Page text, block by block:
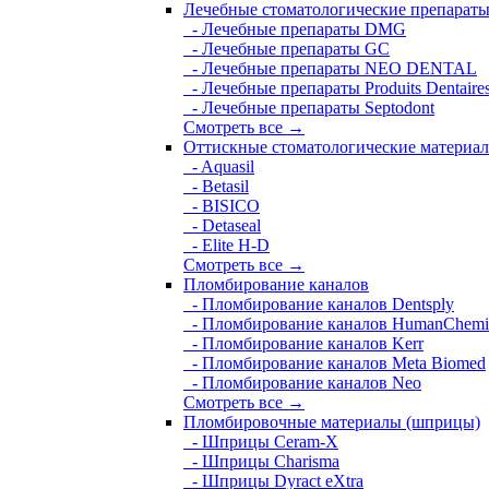
Лечебные стоматологические препараты
- Лечебные препараты DMG
- Лечебные препараты GC
- Лечебные препараты NEO DENTAL
- Лечебные препараты Produits
- Лечебные препараты Septodont
Смотреть все →
Оттискные стоматологические
- Aquasil
- Betasil
- BISICO
- Detaseal
- Elite H-D
Смотреть все →
Пломбирование каналов
- Пломбирование каналов Dentsply
- Пломбирование каналов
- Пломбирование каналов Kerr
- Пломбирование каналов Meta Biomed
- Пломбирование каналов Neo
Смотреть все →
Пломбировочные материалы (шприцы)
- Шприцы Ceram-X
- Шприцы Charisma
- Шприцы Dyract eXtra